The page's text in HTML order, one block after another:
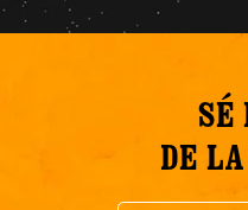
SÉ
DE